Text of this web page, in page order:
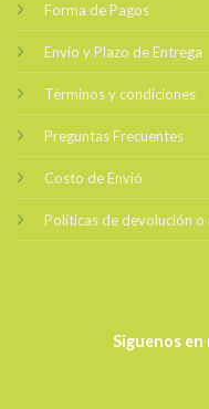
Forma de Pagos
Envio y Plazo de Entrega
Términos y condiciones
Preguntas Frecuentes
Costo de Envió
Políticas de devolución o
Siguenos